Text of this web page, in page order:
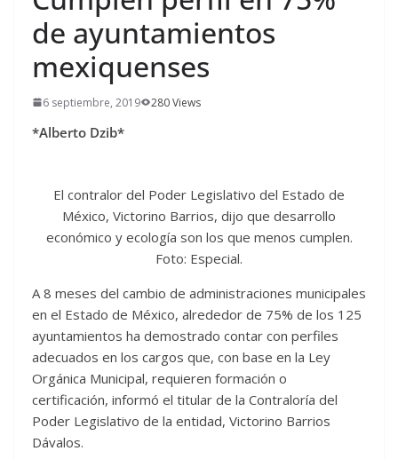
de ayuntamientos
mexiquenses
6 septiembre, 2019 280 Views
*Alberto Dzib*
El contralor del Poder Legislativo del Estado de
México, Victorino Barrios, dijo que desarrollo
económico y ecología son los que menos cumplen.
Foto: Especial.
A 8 meses del cambio de administraciones municipales
en el Estado de México, alrededor de 75% de los 125
ayuntamientos ha demostrado contar con perfiles
adecuados en los cargos que, con base en la Ley
Orgánica Municipal, requieren formación o
certificación, informó el titular de la Contraloría del
Poder Legislativo de la entidad, Victorino Barrios
Dávalos.